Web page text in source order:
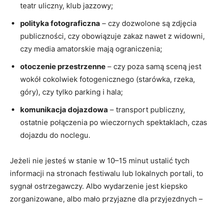
teatr uliczny, klub jazzowy;
polityka fotograficzna – czy dozwolone są zdjęcia
publiczności, czy obowiązuje zakaz nawet z widowni,
czy media amatorskie mają ograniczenia;
otoczenie przestrzenne – czy poza samą sceną jest
wokół cokolwiek fotogenicznego (starówka, rzeka,
góry), czy tylko parking i hala;
komunikacja dojazdowa – transport publiczny,
ostatnie połączenia po wieczornych spektaklach, czas
dojazdu do noclegu.
Jeżeli nie jesteś w stanie w 10–15 minut ustalić tych
informacji na stronach festiwalu lub lokalnych portali, to
sygnał ostrzegawczy. Albo wydarzenie jest kiepsko
zorganizowane, albo mało przyjazne dla przyjezdnych –